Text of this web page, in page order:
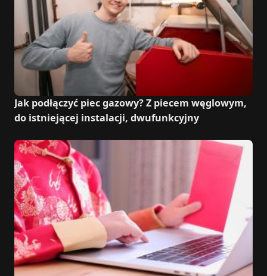
Jak podłączyć piec gazowy? Z piecem węglowym,
do istniejącej instalacji, dwufunkcyjny